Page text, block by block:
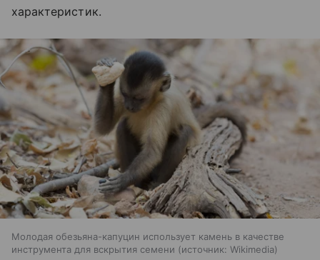
характеристик.
Молодая обезьяна-капуцин использует камень в качестве
инструмента для вскрытия семени
источник: Wikimedia